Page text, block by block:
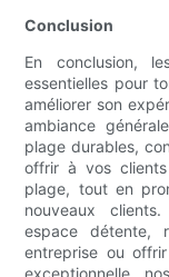
Conclusion
En conclusion,
essentielles pour
améliorer son
ambiance
plage durables,
offrir à vos
plage, tout en
nouveaux
espace détente,
entreprise ou